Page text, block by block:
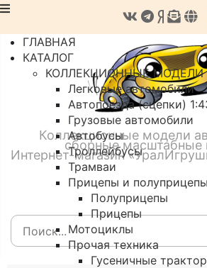
Коллекционные модели
сборные масштабные
Интернет-магазин
ГЛАВНАЯ
КАТАЛОГ
КОЛЛЕКЦИОННЫЕ МОДЕЛИ
Легковые автомобили
Автопоезда (сцепки)
Грузовые автомобили
Автобусы
Троллейбусы
Трамваи
Прицепы и полуприцепы
Полуприцепы
Прицепы
Мотоциклы
Прочая техника
Гусеничные